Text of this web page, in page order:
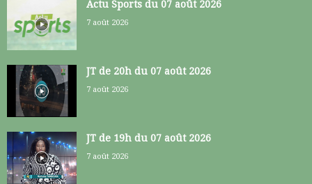
Actu Sports du 07 août 2026
7 août 2026
JT de 20h du 07 août 2026
7 août 2026
JT de 19h du 07 août 2026
7 août 2026